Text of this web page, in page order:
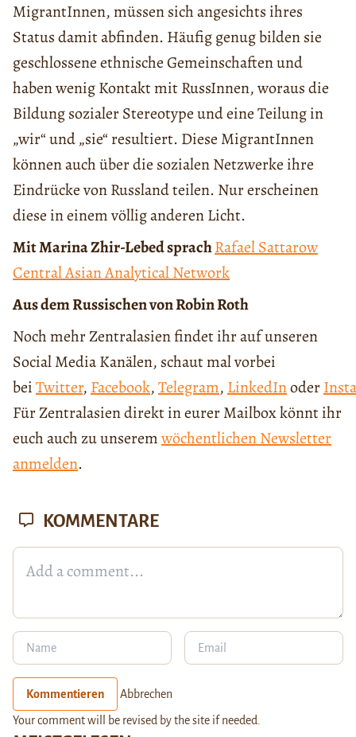
MigrantInnen, müssen sich angesichts ihres
Status damit abfinden. Häufig genug bilden sie
geschlossene ethnische Gemeinschaften und
haben wenig Kontakt mit RussInnen, woraus die
Bildung sozialer Stereotype und eine Teilung in
„wir“ und „sie“ resultiert. Diese MigrantInnen
können auch über die sozialen Netzwerke ihre
Eindrücke von Russland teilen. Nur erscheinen
diese in einem völlig anderen Licht.
Mit Marina Zhir-Lebed sprachRafael Sattarow
Central Asian Analytical Network
Aus dem Russischen von Robin Roth
Noch mehr Zentralasien findet ihr auf unseren
Social Media Kanälen, schaut mal vorbei
beiTwitter, Facebook,Telegram, LinkedInoder
Für Zentralasien direkt in eurer Mailbox könnt ihr
euch auch zu unseremwöchentlichen Newsletter
anmelden.
KOMMENTARE
Kommentieren Abbrechen
Your comment will be revised by the site if needed.